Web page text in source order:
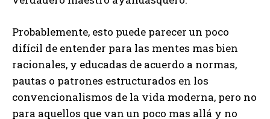
Probablemente, esto puede parecer un poco
difícil de entender para las mentes mas bien
racionales, y educadas de acuerdo a normas,
pautas o patrones estructurados en los
convencionalismos de la vida moderna, pero no
para aquellos que van un poco mas allá y no